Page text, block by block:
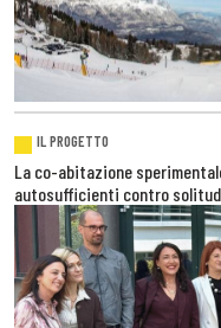
IL PROGETTO
La co-abitazione
autosufficienti contro